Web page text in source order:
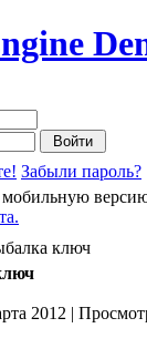
Забыли пароль?
ключ
2012 |